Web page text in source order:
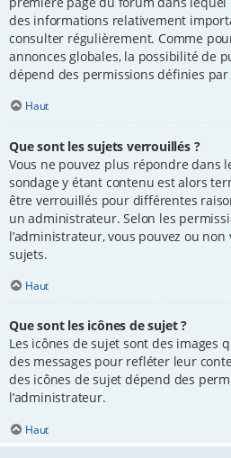
des informations relativement
consulter régulièrement. Comme
annonces globales, la possibilité de
dépend des permissions définies par
Haut
Que sont les sujets verrouillés ?
Vous ne pouvez plus répondre dans
sondage y étant contenu est alors
être verrouillés pour différentes
un administrateur. Selon les
l’administrateur, vous pouvez ou
sujets.
Haut
Que sont les icônes de sujet ?
Les icônes de sujet sont des images
des messages pour refléter leur
des icônes de sujet dépend des
l’administrateur.
Haut